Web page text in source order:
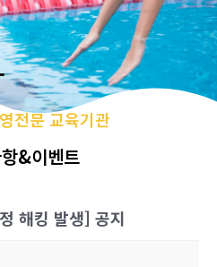
전문 교육기관
&이벤트
해킹 발생] 공지